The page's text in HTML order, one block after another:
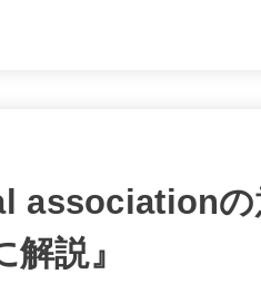
associationの
説』